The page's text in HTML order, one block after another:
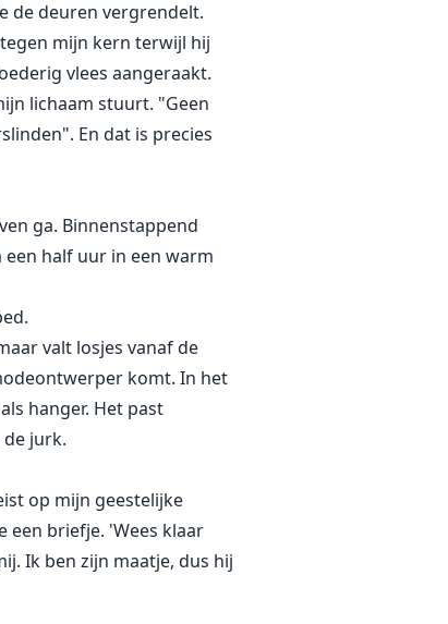
de deuren vergrendelt.
mijn kern terwijl hij
vlees aangeraakt.
lichaam stuurt. "Geen
En dat is precies
ga. Binnenstappend
half uur in een warm
valt losjes vanaf de
komt. In het
hanger. Het past
jurk.
op mijn geestelijke
een briefje. 'Wees klaar
Ik ben zijn maatje, dus hij